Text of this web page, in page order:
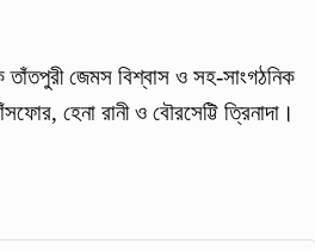
জেমস বিশ্বাস ও সহ-সাংগঠনিক
হেনা রানী ও বৌরসেট্টি ত্রিনাদা।